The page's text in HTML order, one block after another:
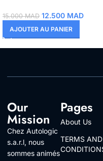
15.000MAD 12.500 MAD
AJOUTER AU PANIER
Our
Mission
Chez Autologic
s.a.r.l, nous
sommes animés
Pages
About Us
TERMS AND